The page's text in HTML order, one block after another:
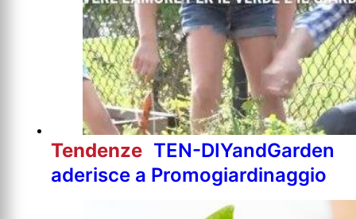
Tendenze TEN-DIYandGarden
aderisce a Promogiardinaggio